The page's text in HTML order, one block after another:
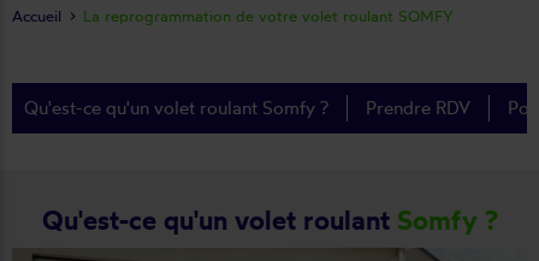
Qu'est-ce qu'un volet roulant Somfy ? Prendre RDV
Qu'est-ce qu'un volet roulant Somfy ?
Accueil La reprogrammation de votre volet roulant SOMFY